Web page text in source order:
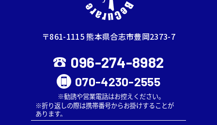
〒861-1115 熊本県合志市豊岡2373-7
096-274-8982
070-4230-2555